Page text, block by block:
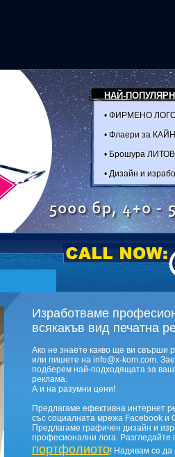
НАЙ-
• ФИРМЕНО
• Флаери за
• Брошура
• Дизайн и
Изработваме
всякакъв вид печатна
Ако не знаете какво ще ви свърши
или пишете на info@x-kom.com.
подберем най-подходящата за
реклама.
А и на разумни цени!
Предлагаме ефективна интернет
със социалната мрежа Facebооk и
Предлагаме графичен дизайн и
професионални лога. Разгледайте
портфолиото! Надявам се да